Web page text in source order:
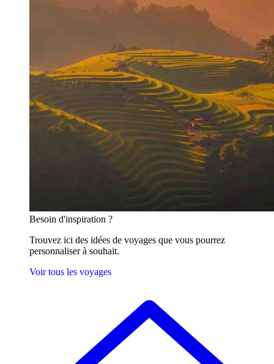
Besoin d'inspiration ?
Trouvez ici des idées de voyages que vous pourrez
personnaliser à souhait.
Voir tous les voyages